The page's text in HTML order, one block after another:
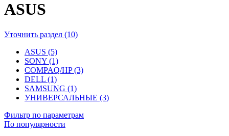
ASUS
Уточнить раздел (10)
ASUS (5)
SONY (1)
COMPAQ/HP (3)
DELL (1)
SAMSUNG (1)
УНИВЕРСАЛЬНЫЕ (3)
Фильтр по параметрам
По популярности